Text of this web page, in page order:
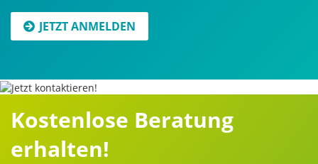
JETZT ANMELDEN
Kostenlose Beratung
erhalten!